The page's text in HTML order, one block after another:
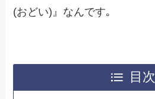
(おどい)』なんです｡
目次